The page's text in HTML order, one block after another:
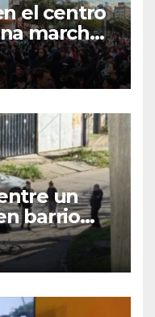
el centro
marcha
sociales y
un
barrio
quedó